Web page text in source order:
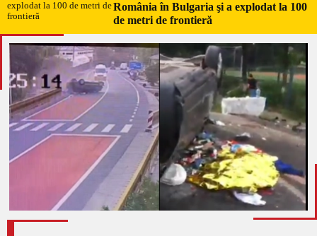
România în Bulgaria şi a explodat la 100
de metri de frontieră